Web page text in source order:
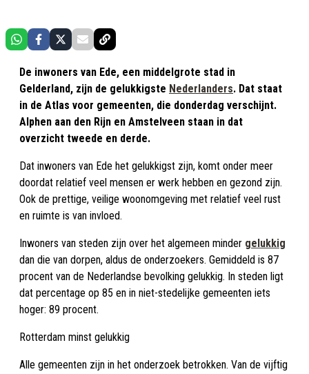
De inwoners van Ede, een middelgrote stad in
Gelderland, zijn de gelukkigste Nederlanders. Dat staat
in de Atlas voor gemeenten, die donderdag verschijnt.
Alphen aan den Rijn en Amstelveen staan in dat
overzicht tweede en derde.
Dat inwoners van Ede het gelukkigst zijn, komt onder meer
doordat relatief veel mensen er werk hebben en gezond zijn.
Ook de prettige, veilige woonomgeving met relatief veel rust
en ruimte is van invloed.
Inwoners van steden zijn over het algemeen minder gelukkig
dan die van dorpen, aldus de onderzoekers. Gemiddeld is 87
procent van de Nederlandse bevolking gelukkig. In steden ligt
dat percentage op 85 en in niet-stedelijke gemeenten iets
hoger: 89 procent.
Rotterdam minst gelukkig
Alle gemeenten zijn in het onderzoek betrokken. Van de vijftig